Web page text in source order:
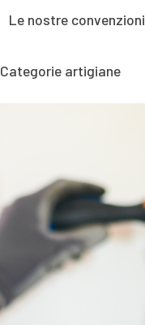
Le nostre convenzioni
Categorie artigiane